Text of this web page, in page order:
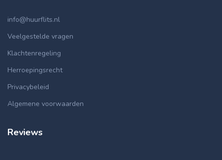
info@huurflits.nl
Veelgestelde vragen
Klachtenregeling
Herroepingsrecht
Privacybeleid
Algemene voorwaarden
Reviews